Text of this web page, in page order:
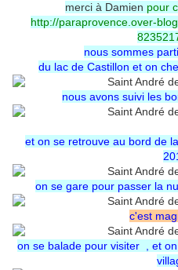
merci à Damien pour
http://paraprovence.over-
nous sommes
du lac de Castillon et on
nous avons suivi les
et on se retrouve au bord de
on se gare pour passer la
c'est
on se balade pour visiter , et